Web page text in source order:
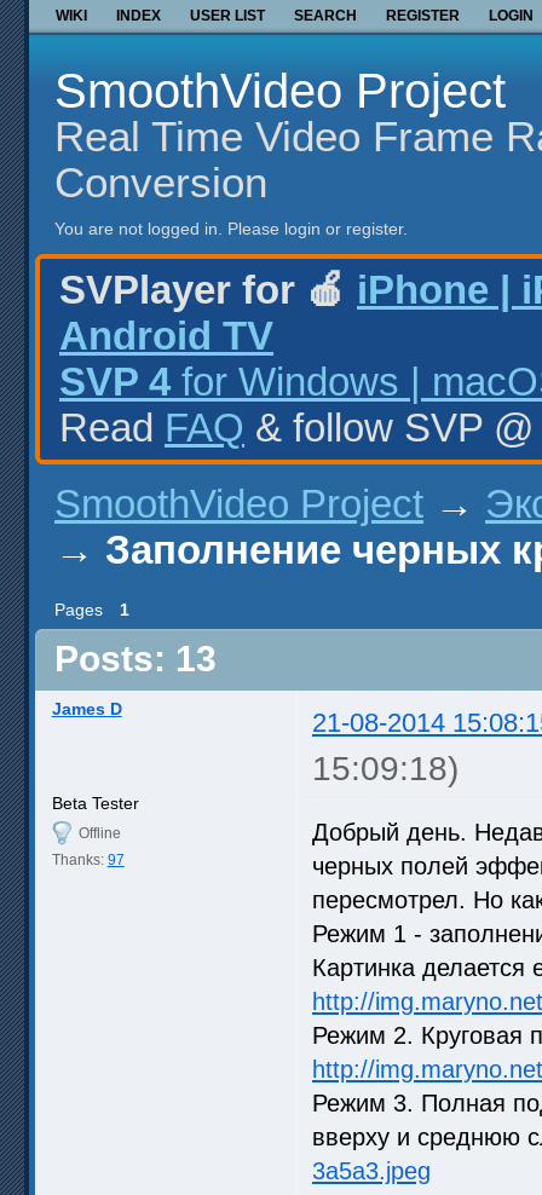
WIKI INDEX USER LIST SEARCH REGISTER LOGIN
SmoothVideo Project
Real Time Video Frame
Conversion
You are not logged in. Please login or register.
SVPlayer for 🍎 iPhone |
Android TV
SVP 4 for Windows |
Read FAQ & follow SVP
SmoothVideo Project →
→ Заполнение черных
Pages 1
Posts: 13
James D 21-08-2014
15:09:18)
Beta Tester
Offline
Thanks: 97
Добрый день.
черных полей
пересмотрел. Но
Режим 1 -
Картинка делается
http://
Режим 2. Круговая
http://
Режим 3. Полная
вверху и среднюю
3a5a3.jpeg